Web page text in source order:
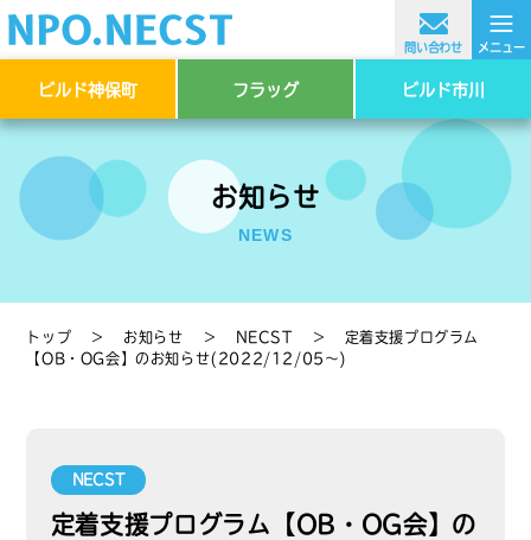
≡
メニュー
問い合わせ
ビルド神保町 フラッグ ビルド市川
お知らせ
NEWS
トップ ＞ お知らせ ＞ NECST＞ 定着支援プログラム
【OB・OG会】のお知らせ(2022/12/05～)
NECST
定着支援プログラム【OB・OG会】の